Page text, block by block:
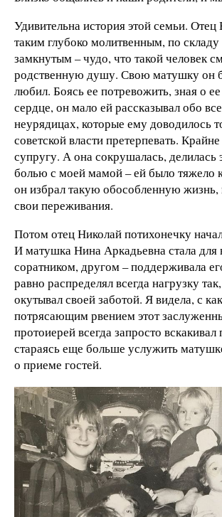
Удивительна история этой семьи.
таким глубоко молитвенным, по складу
замкнутым – чудо, что такой человек
родственную душу. Свою матушку он
любил. Боясь ее потревожить, зная о
сердце, он мало ей рассказывал обо
неурядицах, которые ему доводилось
советской власти претерпевать.
супругу. А она сокрушалась, делилась
болью с моей мамой – ей было тяжело
он избрал такую обособленную жизнь,
свои переживания.
Потом отец Николай потихонечку
И матушка Нина Аркадьевна стала для
соратником, другом – поддерживала
равно распределял всегда нагрузку
окутывал своей заботой. Я видела, с
потрясающим рвением этот
протоиерей всегда запросто
стараясь еще больше услужить
о приеме гостей.